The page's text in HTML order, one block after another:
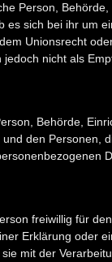
Person,
es sich bei ihr um
Unionsrecht
nicht als
Behörde,
den Personen,
freiwillig für
Erklärung oder
mit der